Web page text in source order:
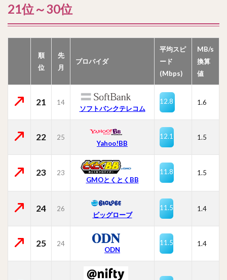
21位～30位
順
位
先
月
プロバイダ
平均スピ
ード
(Mbps)
MB/s
換算
値
21 14
ソフトバンクテレコム
12.8 1.6
22 25
Yahoo!BB
12.1 1.5
23
23
GMOとくとくBB
11.8 1.5
24 26
ビッグローブ
11.5 1.4
25 24
ODN
11.5 1.4